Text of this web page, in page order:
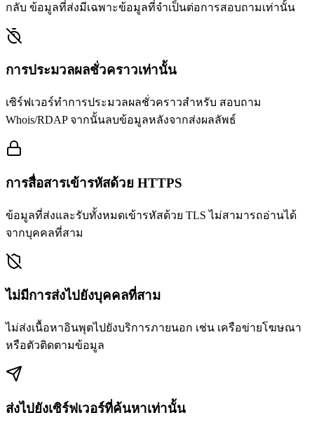
กลับ ข้อมูลที่ส่งมีเฉพาะข้อมูลที่จำเป็นต่อการสอบถามเท่านั้น
การประมวลผลชั่วคราวเท่านั้น
เซิร์ฟเวอร์ทำการประมวลผลชั่วคราวสำหรับ สอบถาม
Whois/RDAP จากนั้นลบข้อมูลหลังจากส่งผลลัพธ์
การสื่อสารเข้ารหัสด้วย HTTPS
ข้อมูลที่ส่งและรับทั้งหมดเข้ารหัสด้วย TLS ไม่สามารถอ่านได้
จากบุคคลที่สาม
ไม่มีการส่งไปยังบุคคลที่สาม
ไม่ส่งเนื้อหาอินพุตไปยังบริการภายนอก เช่น เครือข่ายโฆษณา
หรือตัวติดตามข้อมูล
ส่งไปยังเซิร์ฟเวอร์ที่ค้นหาเท่านั้น